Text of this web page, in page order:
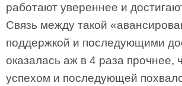
работают увереннее и
Связь между такой
поддержкой и последующими
оказалась аж в 4 раза прочнее,
успехом и последующей